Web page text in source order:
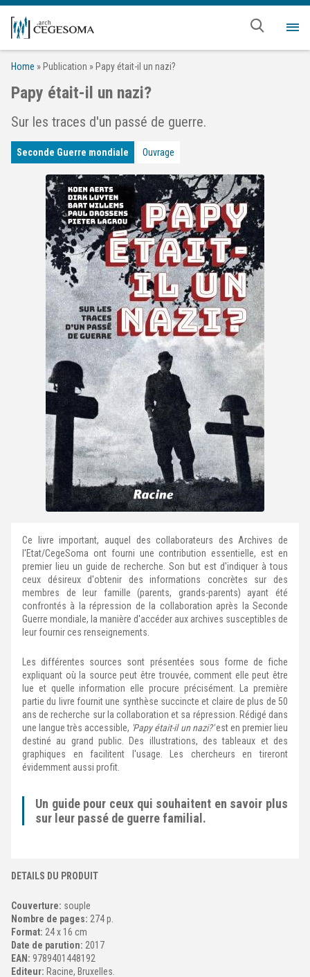
Aller au contenu principal
Home » Publication » Papy était-il un nazi?
Papy était-il un nazi?
Sur les traces d'un passé de guerre.
Seconde Guerre mondiale Ouvrage
Ce livre important, auquel des collaborateurs des Archives de
l'Etat/CegeSoma ont fourni une contribution essentielle, est en
premier lieu un guide de recherche. Son but est d'indiquer à tous
ceux désireux d'obtenir des informations concrètes sur des
membres de leur famille (parents, grands-parents) ayant été
confrontés à la répression de la collaboration après la Seconde
Guerre mondiale, la manière d'accéder aux archives susceptibles de
leur fournir ces renseignements.
Les différentes sources sont présentées sous forme de fiche
expliquant où la source peut être trouvée, comment elle peut être
lue et quelle information elle procure précisément. La première
partie du livre fournit une synthèse succincte et claire de plus de 50
ans de recherche sur la collaboration et sa répression. Rédigé dans
une langue très accessible, 'Papy était-il un nazi?'est en premier lieu
destiné au grand public. Des illustrations, des tableaux et des
graphiques en facilitent l'usage. Les chercheurs en tireront
évidemment aussi profit.
Un guide pour ceux qui souhaitent en savoir plus
sur leur passé de guerre familial.
DETAILS DU PRODUIT
Couverture: souple
Nombre de pages: 274 p.
Format: 24 x 16 cm
Date de parution: 2017
EAN: 9789401448192
Editeur: Racine, Bruxelles.